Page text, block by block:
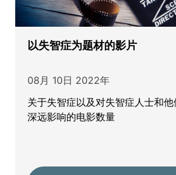
以失智症为题材的影片
08月 10日 2022年
关于失智症以及对失智症人士和
深远影响的电影数量